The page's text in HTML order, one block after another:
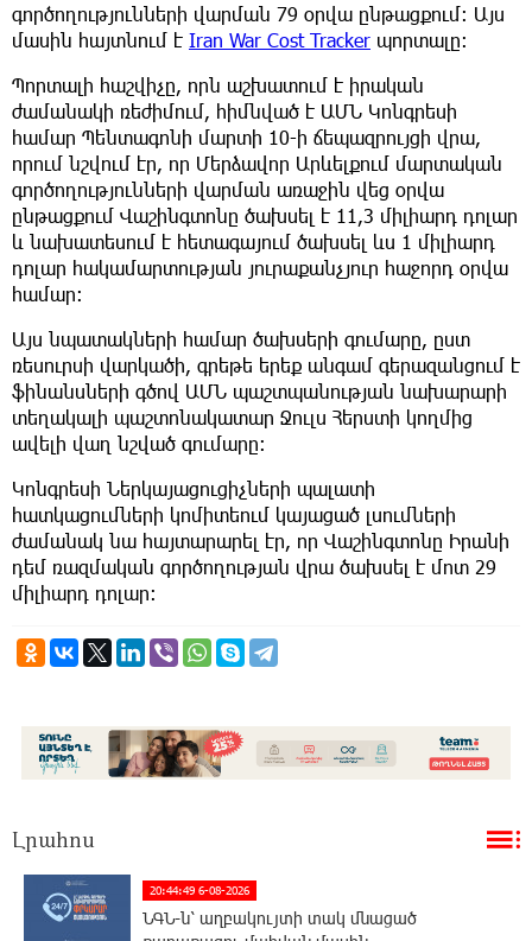
գործողությունների վարման 79 օրվա ընթացքում: Այս
մասին հայտնում է Iran War Cost Tracker պորտալը:
Պորտալի հաշվիչը, որն աշխատում է իրական
ժամանակի ռեժիմում, հիմնված է ԱՄՆ Կոնգրեսի
համար Պենտագոնի մարտի 10-ի ճեպազրույցի վրա,
որում նշվում էր, որ Մերձավոր Արևելքում մարտական
գործողությունների վարման առաջին վեց օրվա
ընթացքում Վաշինգտոնը ծախսել է 11,3 միլիարդ դոլար
և նախատեսում է հետագայում ծախսել ևս 1 միլիարդ
դոլար հակամարտության յուրաքանչյուր հաջորդ օրվա
համար:
Այս նպատակների համար ծախսերի գումարը, ըստ
ռեսուրսի վարկածի, գրեթե երեք անգամ գերազանցում է
ֆինանսների գծով ԱՄՆ պաշտպանության նախարարի
տեղակալի պաշտոնակատար Ջուլս Հերստի կողմից
ավելի վաղ նշված գումարը:
Կոնգրեսի Ներկայացուցիչների պալատի
հատկացումների կոմիտեում կայացած լսումների
ժամանակ նա հայտարարել էր, որ Վաշինգտոնը Իրանի
դեմ ռազմական գործողության վրա ծախսել է մոտ 29
միլիարդ դոլար:
Լրահոս
20:44:49 6-08-2026
ՆԳՆ-ն՝ աղբակույտի տակ մնացած